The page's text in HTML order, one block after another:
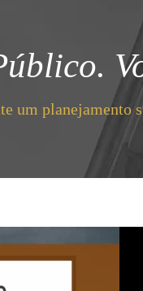
um planejamento